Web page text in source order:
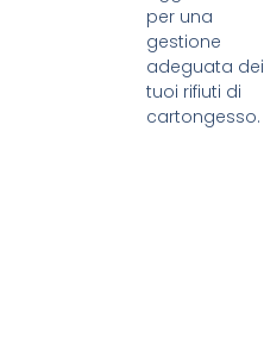
per una
gestione
adeguata dei
tuoi rifiuti di
cartongesso.